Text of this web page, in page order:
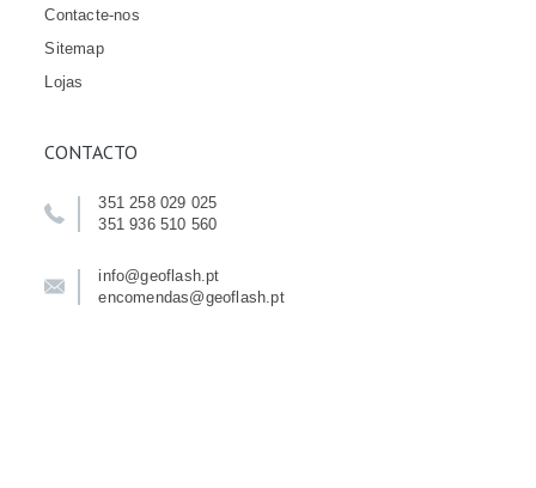
Contacte-nos
Sitemap
Lojas
CONTACTO
351 258 029 025
351 936 510 560
info@geoflash.pt
encomendas@geoflash.pt